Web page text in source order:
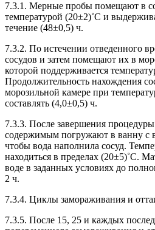
7.3.1. Мерные пробы помещают в
температурой (20±2)˚С и
течение (48±0,5) ч.
7.3.2. По истечении отведенного
сосудов и затем помещают их в
которой поддерживается
Продолжительность нахождения
морозильной камере при
составлять (4,0±0,5) ч.
7.3.3. После завершения
содержимым погружают в ванну с
чтобы вода наполнила сосуд.
находиться в пределах (20±5)˚С.
воде в заданных условиях до
2 ч.
7.3.4. Циклы замораживания и
7.3.5. После 15, 25 и каждых